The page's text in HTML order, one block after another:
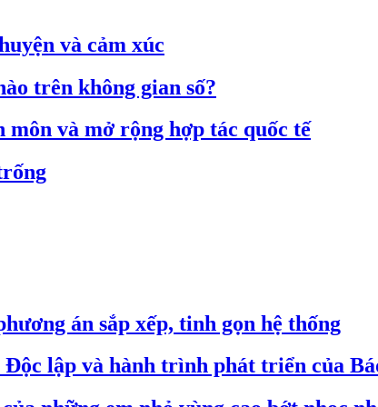
và cảm xúc
trên không gian số?
và mở rộng hợp tác quốc tế
án sắp xếp, tinh gọn hệ thống
lập và hành trình phát triển của